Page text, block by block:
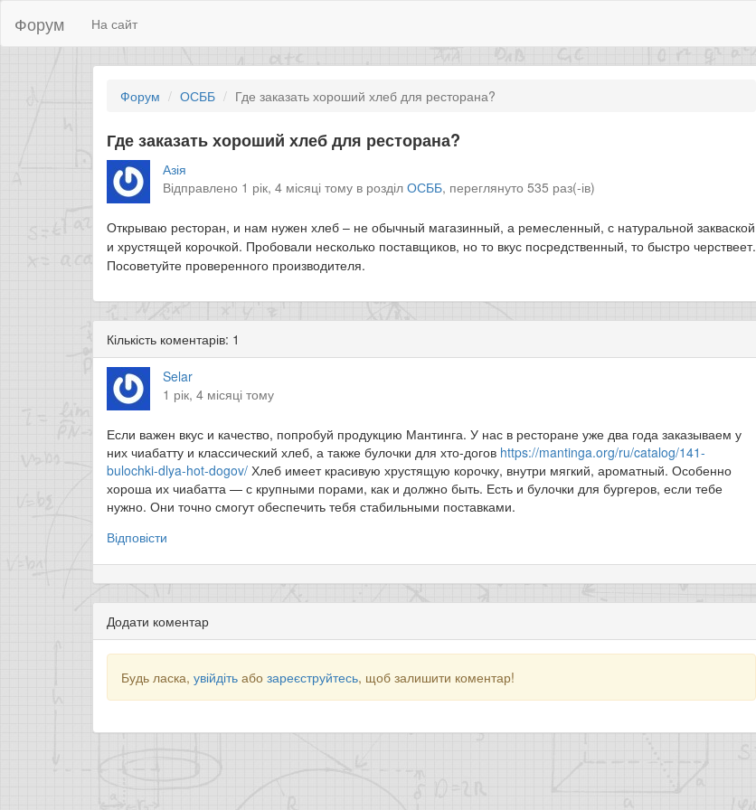
Форум На сайт
Форум ОСББ Где заказать хороший хлеб для ресторана?
Где заказать хороший хлеб для ресторана?
Азія
Відправлено 1 рік, 4 місяці тому в розділОСББ, переглянуто 535 раз(-ів)
Открываю ресторан, и нам нужен хлеб – не обычный магазинный, а ремесленный, с натуральной закваской
и хрустящей корочкой. Пробовали несколько поставщиков, но то вкус посредственный, то быстро черствеет.
Посоветуйте проверенного производителя.
Кількість коментарів: 1
Selar
1 рік, 4 місяці тому
Если важен вкус и качество, попробуй продукцию Мантинга. У нас в ресторане уже два года заказываем у
них чиабатту и классический хлеб, а также булочки для хто-догов https://mantinga.org/ru/catalog/141-
bulochki-dlya-hot-dogov/ Хлеб имеет красивую хрустящую корочку, внутри мягкий, ароматный. Особенно
хороша их чиабатта — с крупными порами, как и должно быть. Есть и булочки для бургеров, если тебе
нужно. Они точно смогут обеспечить тебя стабильными поставками.
Відповісти
Додати коментар
Будь ласка, увійдіть або зареєструйтесь, щоб залишити коментар!